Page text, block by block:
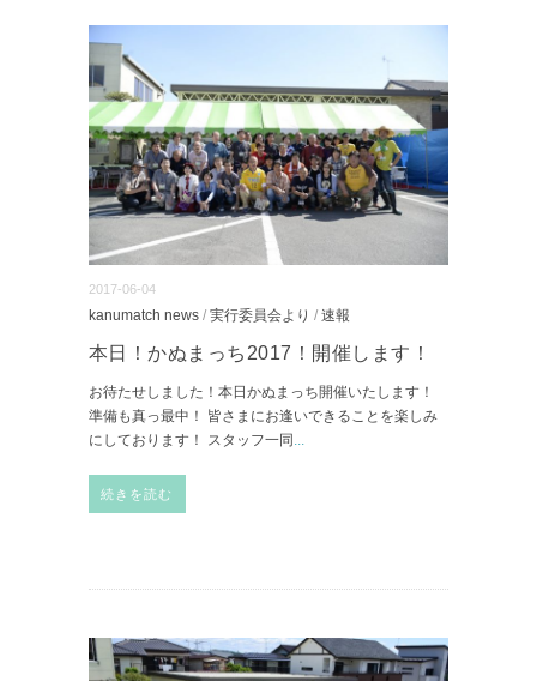
2017-06-04
kanumatch news / 実行委員会より / 速報
本日！かぬまっち2017！開催します！
お待たせしました！本日かぬまっち開催いたします！
準備も真っ最中！ 皆さまにお逢いできることを楽しみ
にしております！ スタッフ一同 ...
続きを読む